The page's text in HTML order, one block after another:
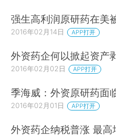
强生高利润原研药在美
2016年02月14日 APP打开
外资药企何以掀起资产
2016年02月02日 APP打开
季海威：外资原研药面
2016年02月01日 APP打开
外资药企纳税普涨 最高